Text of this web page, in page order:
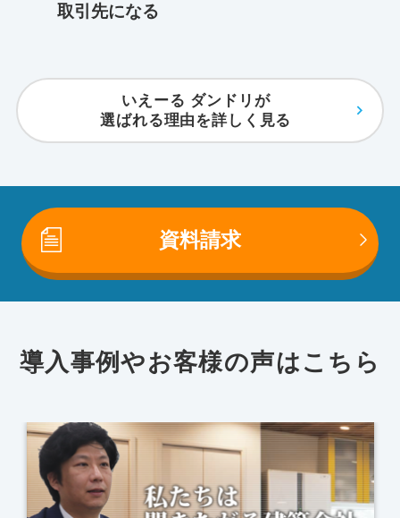
取引先になる
いえーる ダンドリが
選ばれる理由を詳しく見る
資料請求
導入事例やお客様の声はこちら